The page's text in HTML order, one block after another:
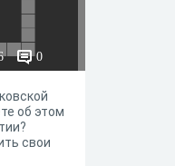
0
об этом
свои